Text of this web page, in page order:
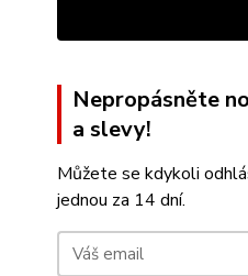
Nepropásněte
a slevy!
Můžete se kdykoli
jednou za 14 dní.